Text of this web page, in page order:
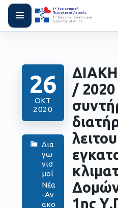
26
ΟΚΤ
2020
Δια
γω
νισ
μοί
Νέα
-Αν
ακο
/ 2020
1ης